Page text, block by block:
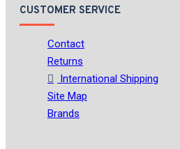
CUSTOMER SERVICE
Contact
Returns
International Shipping
Site Map
Brands